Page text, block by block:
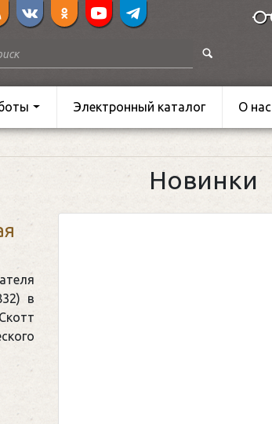
Электронный каталог О нас
в
Новинки